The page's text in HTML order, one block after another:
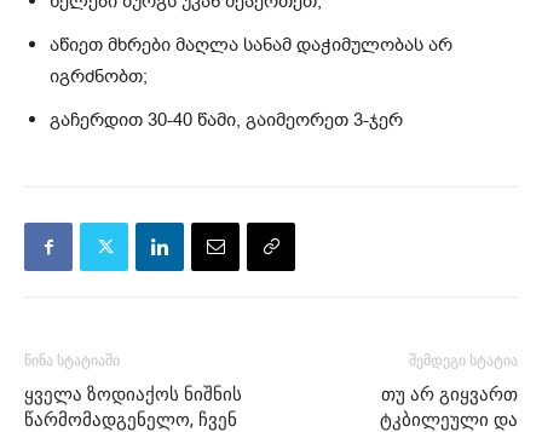
აწიეთ მხრები მაღლა სანამ დაჭიმულობას არ
იგრძნობთ;
გაჩერდით 30-40 წამი, გაიმეორეთ 3-ჯერ
წინა სტატიაში
ყველა ზოდიაქოს ნიშნის
წარმომადგენელო, ჩვენ
შემდეგი სტატია
თუ არ გიყვართ
ტკბილეული და